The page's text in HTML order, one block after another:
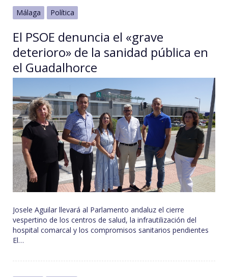
Málaga Política
El PSOE denuncia el «grave
deterioro» de la sanidad pública en
el Guadalhorce
Josele Aguilar llevará al Parlamento andaluz el cierre
vespertino de los centros de salud, la infrautilización del
hospital comarcal y los compromisos sanitarios pendientes
El…